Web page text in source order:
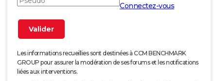
Connectez-vous
Les informations recueillies sont destinées à CCM BENCHMARK
GROUP pour assurer la modération de ses forums et les notifications
liées aux interventions.